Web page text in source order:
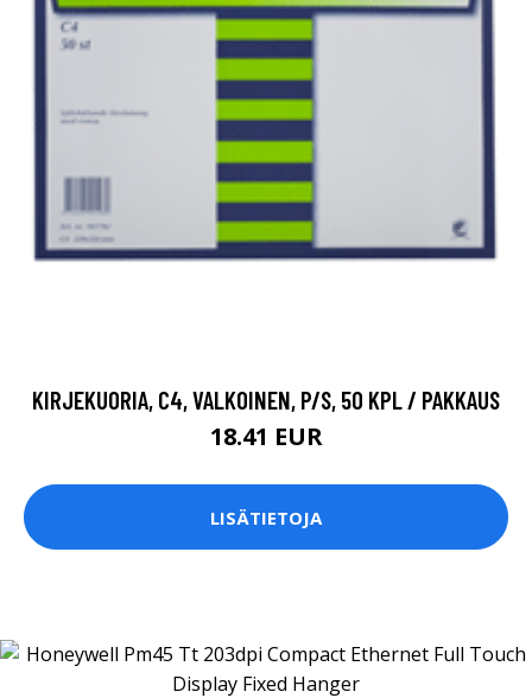
KIRJEKUORIA, C4, VALKOINEN, P/S, 50 KPL / PAKKAUS
18.41 EUR
LISÄTIETOJA